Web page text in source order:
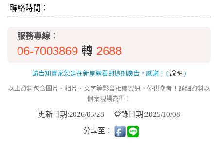
聯絡時間：
服務專線：
06-7003869 轉 2688
請告知賣家您是在新屋網看到這則廣告，感謝！ ( 說明 )
以上資料包含圖片、相片、文字等影音相關資訊，僅供參考！詳細資料以
個案現場為準！
更新日期:2026/05/28 登錄日期:2025/10/08
分享至：